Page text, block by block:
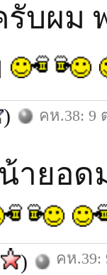
บผม
) คห.38: 9
ายอด
) คห.39: